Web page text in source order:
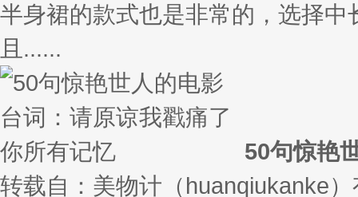
半身裙的款式也是非常的，选择
且......
50句惊艳
转载自：美物计（huanqiukanke